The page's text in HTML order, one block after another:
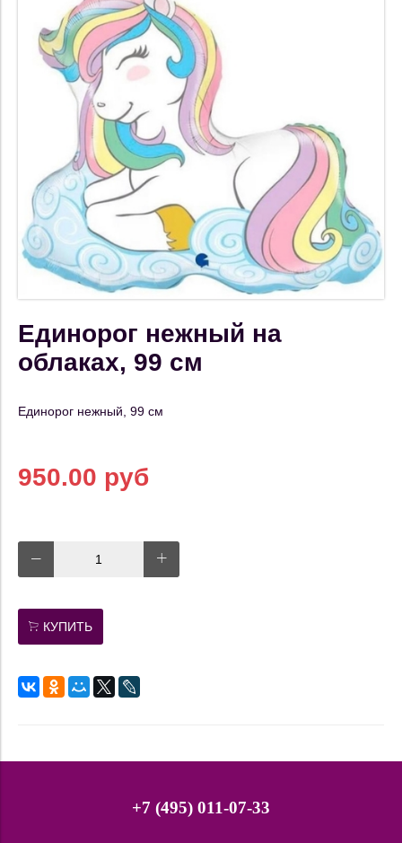
Единорог нежный на
облаках, 99 см
Единорог нежный, 99 см
950.00 руб
КУПИТЬ
+7 (495) 011-07-33